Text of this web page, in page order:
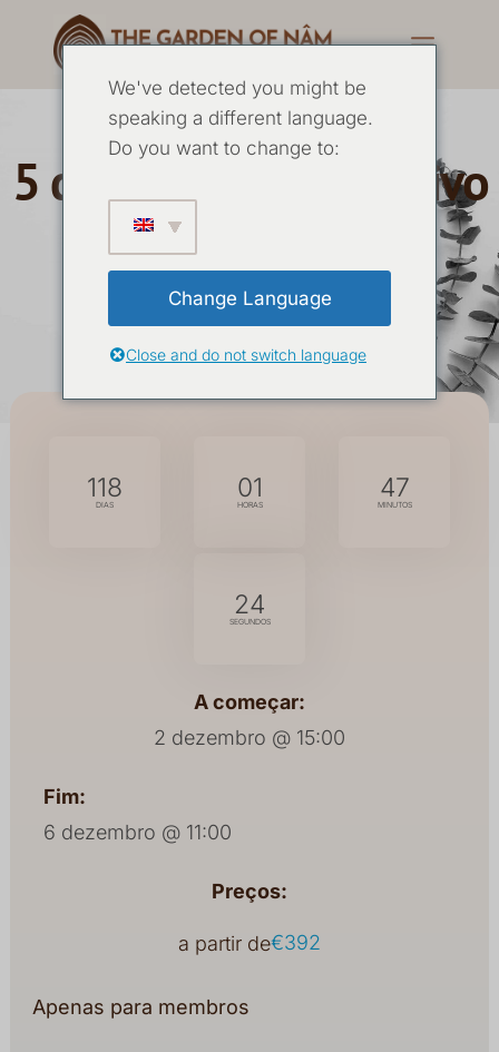
5 dias de Yoga Intensivo
dezembro 2026
02 DEZEMBRO-06 DEZEMBRO 2026
118 01 47
23
A começar:
2 dezembro @ 15:00
Fim:
6 dezembro @ 11:00
Preços:
a partir de€392
Apenas para membros
We've detected you might be
speaking a different language.
Do you want to change to:
Change Language
Close and do not switch language